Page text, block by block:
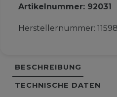
Artikelnummer: 92031
Herstellernummer:
BESCHREIBUNG
TECHNISCHE DATEN